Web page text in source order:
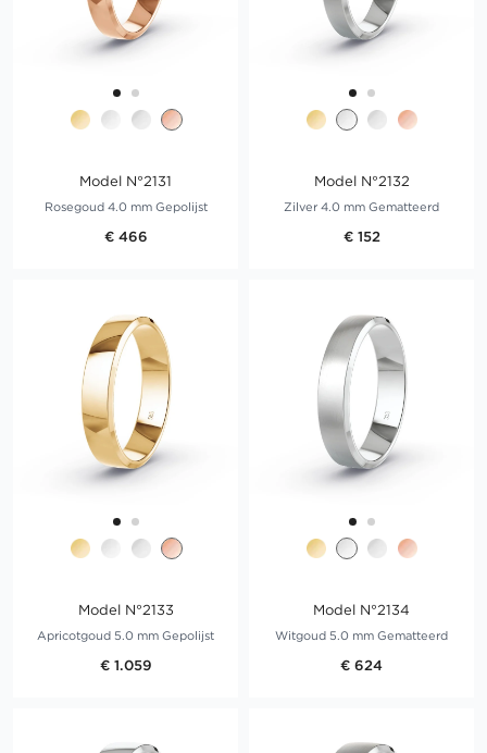
Model N°2131
Rosegoud 4.0 mm Gepolijst
€ 466
Model N°2132
Zilver 4.0 mm Gematteerd
€ 152
Model N°2133
Apricotgoud 5.0 mm Gepolijst
€ 1.059
Model N°2134
Witgoud 5.0 mm Gematteerd
€ 624